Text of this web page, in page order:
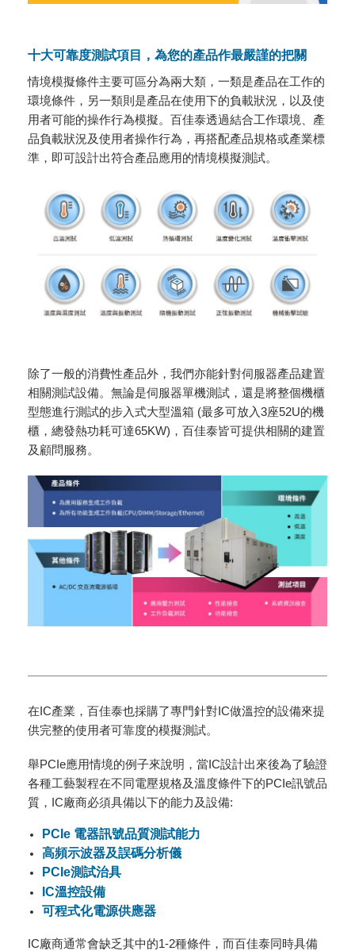
十大可靠度測試項目，為您的產品作最嚴謹的把關
情境模擬條件主要可區分為兩大類，一類是產品在工作的
環境條件，另一類則是產品在使用下的負載狀況，以及使
用者可能的操作行為模擬。百佳泰透過結合工作環境、產
品負載狀況及使用者操作行為，再搭配產品規格或產業標
準，即可設計出符合產品應用的情境模擬測試。
除了一般的消費性產品外，我們亦能針對伺服器產品建置
相關測試設備。無論是伺服器單機測試，還是將整個機櫃
型態進行測試的步入式大型溫箱 (最多可放入3座52U的機
櫃，總發熱功耗可達65KW)，百佳泰皆可提供相關的建置
及顧問服務。
在IC產業，百佳泰也採購了專門針對IC做溫控的設備來提
供完整的使用者可靠度的模擬測試。
舉PCIe應用情境的例子來說明，當IC設計出來後為了驗證
各種工藝製程在不同電壓規格及溫度條件下的PCIe訊號品
質，IC廠商必須具備以下的能力及設備:
PCIe 電器訊號品質測試能力
高頻示波器及誤碼分析儀
PCIe測試治具
IC溫控設備
可程式化電源供應器
IC廠商通常會缺乏其中的1-2種條件，而百佳泰同時具備